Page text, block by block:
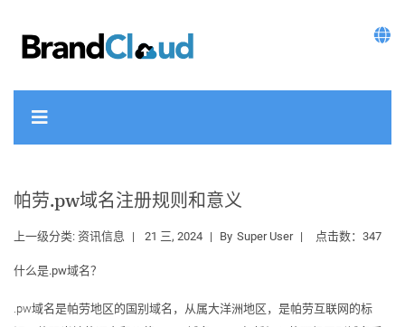
帕劳.pw域名注册规则和意义
上一级分类: 资讯信息 21 三, 2024 By Super User 点击数：347
什么是.pw域名？
.pw域名是帕劳地区的国别域名，从属大洋洲地区，是帕劳互联网的标